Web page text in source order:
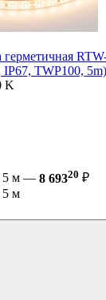
герметичная
IP67, TWP100,
K
5 м — 8 69320 ₽
5 м